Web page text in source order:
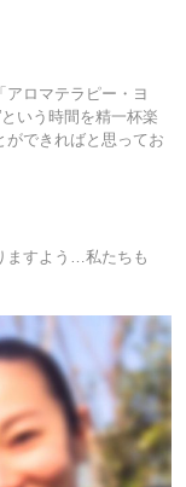
アロマテラピー・ヨ
いう時間を精一杯楽
ができればと思ってお
ますよう…私たちも